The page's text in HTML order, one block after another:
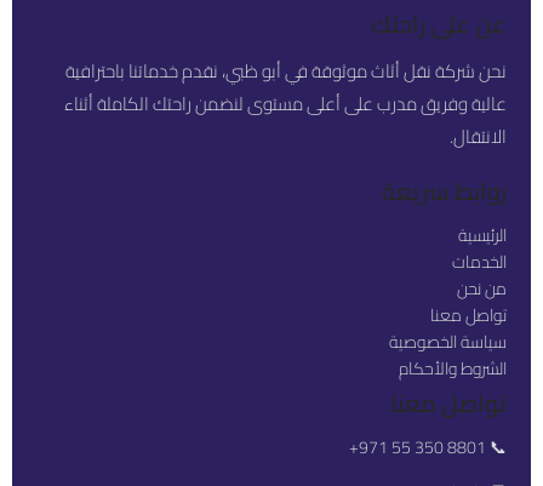
عن على راحتك
نحن شركة نقل أثاث موثوقة في أبو ظبي، نقدم خدماتنا باحترافية
عالية وفريق مدرب على أعلى مستوى لنضمن راحتك الكاملة أثناء
الانتقال.
روابط سريعة
الرئيسية
الخدمات
من نحن
تواصل معنا
سياسة الخصوصية
الشروط والأحكام
تواصل معنا
📞
+971 55 350 8801